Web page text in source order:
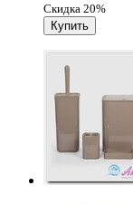
Скидка 20%